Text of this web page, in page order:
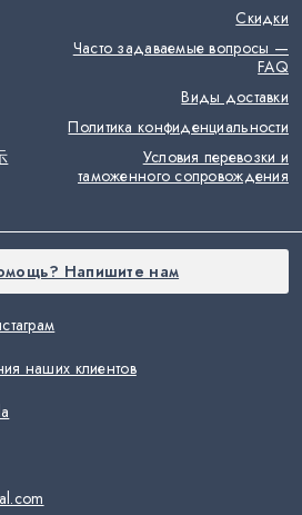
наших клиентов
Скидки
Часто задаваемые вопросы —
FAQ
Виды доставки
Политика конфиденциальности
Условия перевозки и
таможенного сопровождения
Напишите нам